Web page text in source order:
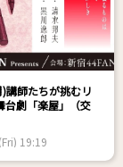
講師たちが挑むリ
台劇「楽屋」（交
19:19